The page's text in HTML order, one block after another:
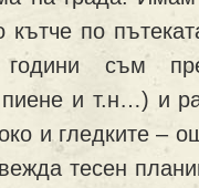
кътче по
съм
и т.н…) и
и гледките –
тесен